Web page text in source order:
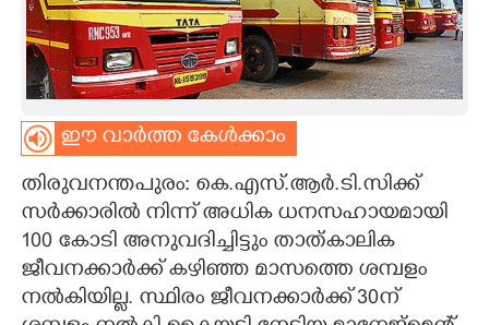
ART
ASTRO
LITERATURE
ZOOM
ഈ വാർത്ത കേൾക്കാം
തിരുവനന്തപുരം: കെ.എസ്.ആർ.ടി.സിക്ക്
സർക്കാരിൽ നിന്ന് അധിക ധനസഹായമായി
100 കോടി അനുവദിച്ചിട്ടും താത്കാലിക
ജീവനക്കാർക്ക് കഴിഞ്ഞ മാസത്തെ ശമ്പളം
നൽകിയില്ല. സ്ഥിരം ജീവനക്കാർക്ക് 30ന്